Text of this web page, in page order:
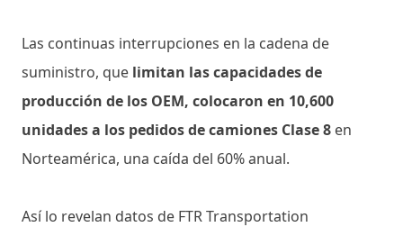
Las continuas interrupciones en la cadena de
suministro, que limitan las capacidades de
producción de los OEM, colocaron en 10,600
unidades a los pedidos de camiones Clase 8 en
Norteamérica, una caída del 60% anual.
Así lo revelan datos de FTR Transportation